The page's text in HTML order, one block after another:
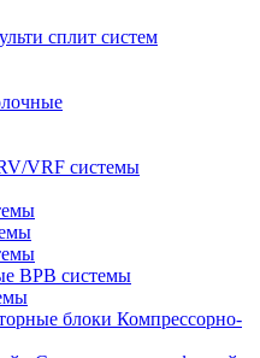
сплит систем
VRF системы
ВРВ системы
Компрессорно-